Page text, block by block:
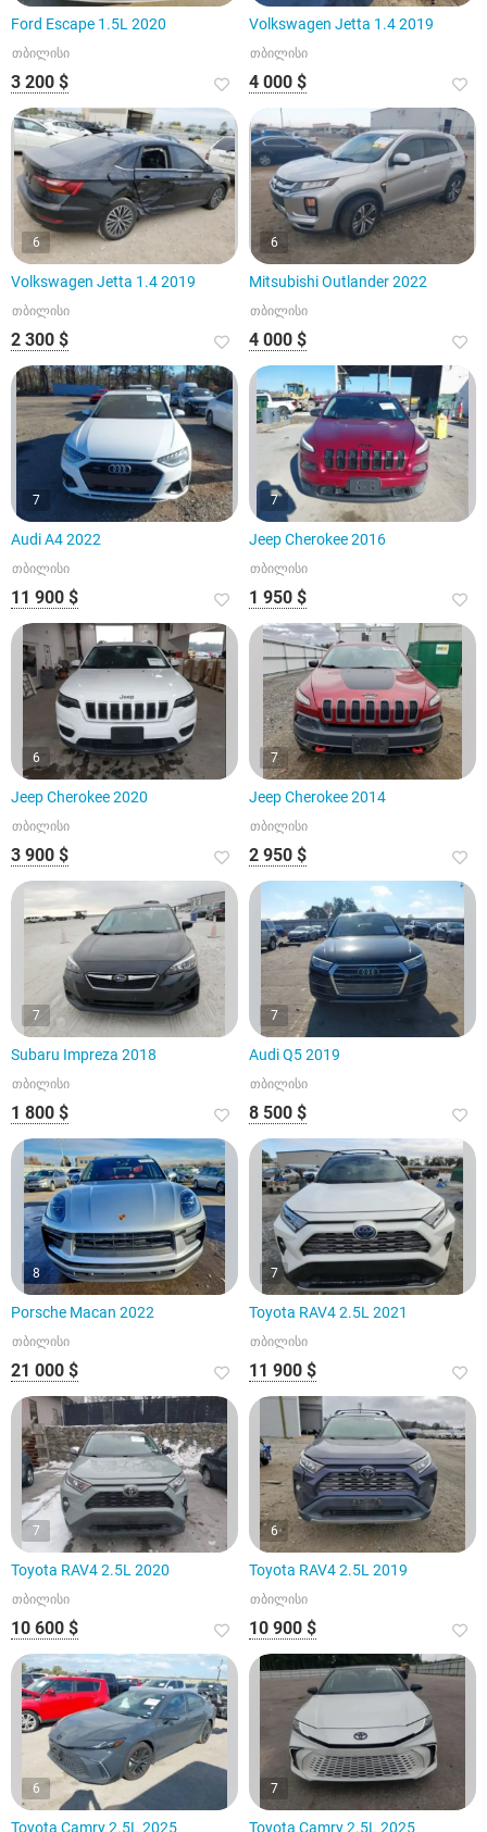
Ford Escape 1.5L 2020
თბილისი
3 200 $
Volkswagen Jetta 1.4 2019
თბილისი
4 000 $
6
Volkswagen Jetta 1.4 2019
თბილისი
2 300 $
6
Mitsubishi Outlander 2022
თბილისი
4 000 $
7
Audi A4 2022
თბილისი
11 900 $
7
Jeep Cherokee 2016
თბილისი
1 950 $
6
Jeep Cherokee 2020
თბილისი
3 900 $
7
Jeep Cherokee 2014
თბილისი
2 950 $
7
Subaru Impreza 2018
თბილისი
1 800 $
7
Audi Q5 2019
თბილისი
8 500 $
8
Porsche Macan 2022
თბილისი
21 000 $
7
Toyota RAV4 2.5L 2021
თბილისი
11 900 $
7
Toyota RAV4 2.5L 2020
თბილისი
10 600 $
6
Toyota RAV4 2.5L 2019
თბილისი
10 900 $
6
Toyota Camry 2.5L 2025
7
Toyota Camry 2.5L 2025